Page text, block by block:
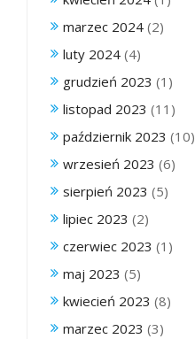
marzec 2024 (2)
luty 2024 (4)
grudzień 2023 (1)
listopad 2023 (11)
październik 2023 (10)
wrzesień 2023 (6)
sierpień 2023 (5)
lipiec 2023 (2)
czerwiec 2023 (1)
maj 2023 (5)
kwiecień 2023 (8)
marzec 2023 (3)